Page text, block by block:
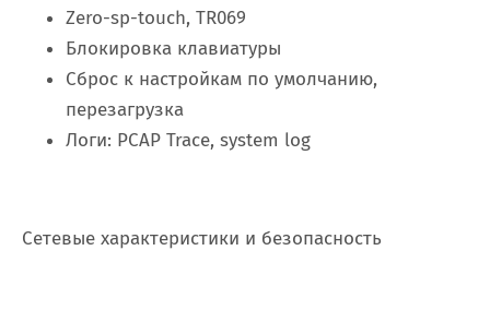
Zero-sp-touch, TR069
Блокировка клавиатуры
Сброс к настройкам по умолчанию,
перезагрузка
Логи: PCAP Trace, system log
Сетевые характеристики и безопасность